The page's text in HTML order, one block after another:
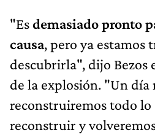
"Esdemasiado pronto
causa, pero ya estamos
descubrirla", dijo Bezos
de la explosión. "Un día
reconstruiremos todo lo
reconstruir y